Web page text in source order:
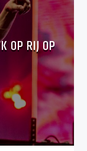
OP RIJ OP